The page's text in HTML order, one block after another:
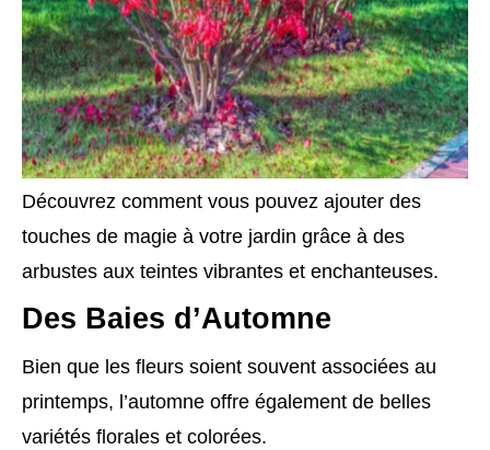
Découvrez comment vous pouvez ajouter des
touches de magie à votre jardin grâce à des
arbustes aux teintes vibrantes et enchanteuses.
Des Baies d’Automne
Bien que les fleurs soient souvent associées au
printemps, l’automne offre également de belles
variétés florales et colorées.